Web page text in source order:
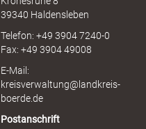
39340 Haldensleben
Telefon: +49 3904 7240-0
Fax: +49 3904 49008
E-Mail:
kreisverwaltung@landkreis-
boerde.de
Postanschrift